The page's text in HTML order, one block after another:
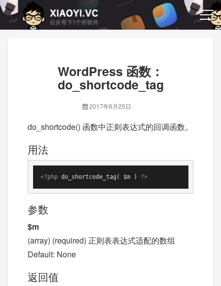
WordPress 函数：
do_shortcode_tag
2017年6月25日
do_shortcode() 函数中正则表达式的回调函数。
用法
<?php do_shortcode_tag( $m ) ?>
参数
$m
(array) (required) 正则表表达式适配的数组
Default: None
返回值